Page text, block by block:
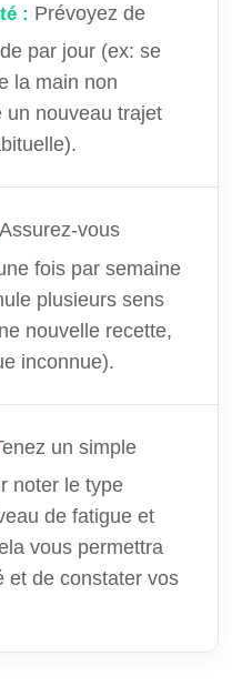
: Prévoyez de
par jour (ex: se
la main non
un nouveau trajet
Assurez-vous
fois par semaine
plusieurs sens
nouvelle recette,
inconnue).
un simple
noter le type
de fatigue et
vous permettra
et de constater vos